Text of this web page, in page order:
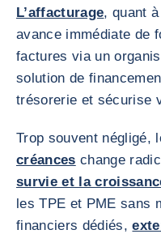
L’affacturage, quant
avance immédiate de
factures via un
solution de
trésorerie et sécurise
Trop souvent négligé,
créances change
survie et la
les TPE et PME sans
financiers dédiés,